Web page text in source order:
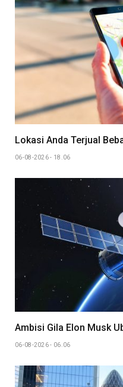
Lokasi Anda Terjual
06-08-2026 - 18.06
Ambisi Gila Elon Musk
06-08-2026 - 06.06